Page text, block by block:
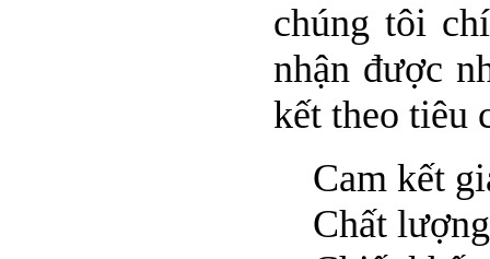
chúng tôi
nhận được
kết theo tiêu
Cam kết
Chất lượng